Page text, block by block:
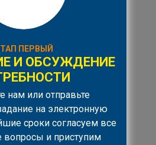
ПЕРВЫЙ
И ОБСУЖДЕНИЕ
нам или отправьте
на электронную
сроки согласуем все
вопросы и приступим